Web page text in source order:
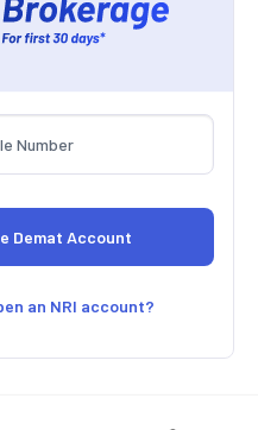
an NRI account?